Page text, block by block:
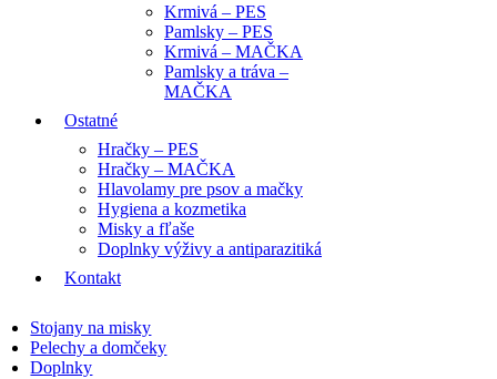
Krmivá – PES
Pamlsky – PES
Krmivá – MAČKA
Pamlsky a tráva –
MAČKA
Ostatné
Hračky – PES
Hračky – MAČKA
Hlavolamy pre psov a mačky
Hygiena a kozmetika
Misky a fľaše
Doplnky výživy a antiparazitiká
Kontakt
Stojany na misky
Pelechy a domčeky
Doplnky